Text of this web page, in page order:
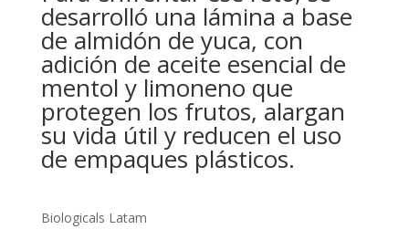
desarrolló una lámina a base
de almidón de yuca, con
adición de aceite esencial de
mentol y limoneno que
protegen los frutos, alargan
su vida útil y reducen el uso
de empaques plásticos.
Biologicals Latam